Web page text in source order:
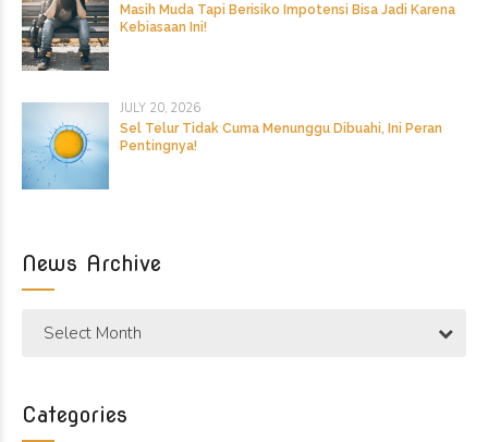
Masih Muda Tapi Berisiko Impotensi Bisa Jadi Karena
Kebiasaan Ini!
JULY 20, 2026
Sel Telur Tidak Cuma Menunggu Dibuahi, Ini Peran
Pentingnya!
News Archive
Select Month
Categories